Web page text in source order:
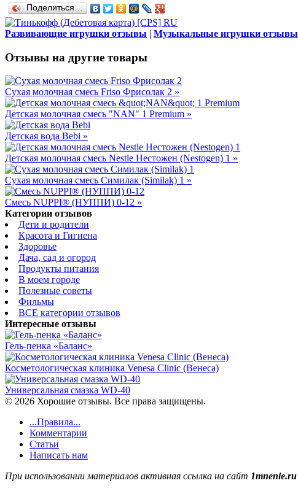
Поделиться…
Развивающие игрушки отзывы | Музыкальные игрушки отзывы
Отзывы на другие товары
Сухая молочная смесь Friso Фрисолак 2 »
Детская молочная смесь "NAN" 1 Premium »
Детская вода Bebi »
Детская молочная смесь Nestle Нестожен (Nestogen) 1 »
Сухая молочная смесь Симилак (Similak) 1 »
Смесь NUPPI® (НУППИ) 0-12 »
Категории отзывов
Дети и родители
Красота и Гигиена
Здоровье
Дача, сад и огород
Продукты питания
В моем городе
Полезные советы
Фильмы
ВСЕ категории отзывов
Интересные отзывы
Гель-пенка «Баланс»
Косметологическая клиника Venesa Clinic (Венеса)
Универсальная смазка WD-40
© 2026 Хорошие отзывы. Все права защищены.
...Правила...
Комментарии
Статьи
Написать нам
При использовании материалов активная ссылка на сайт 1mnenie.ru